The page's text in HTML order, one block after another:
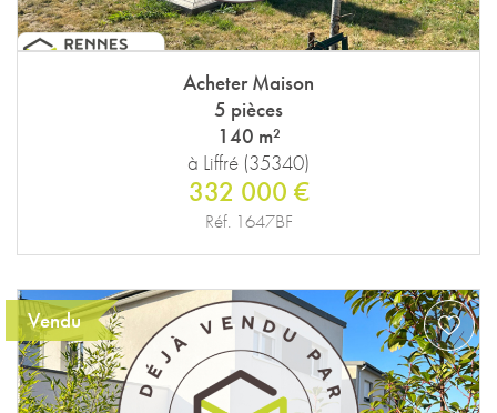
Acheter Maison
5 pièces
140 m²
à Liffré (35340)
332 000 €
Réf. 1647BF
Vendu